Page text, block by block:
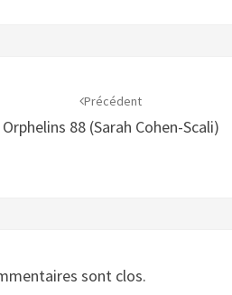
Précédent
Orphelins 88 (Sarah Cohen-Scali)
sont clos.